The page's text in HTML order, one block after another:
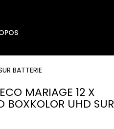
BATTERIE
MARIAGE 12 X
BOXKOLOR UHD SUR